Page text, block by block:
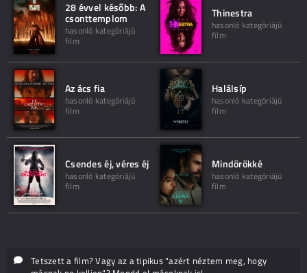
28 évvel később: A
csonttemplom
hasonló kategóriájú
film
Thinestra
hasonló kategóriájú
film
Az ács fia
hasonló kategóriájú
film
Halálsíp
hasonló kategóriájú
film
Csendes éj, véres éj
hasonló kategóriájú
film
Mindörökké
hasonló kategóriájú
film
Tetszett a film? Vagy az a tipikus "azért néztem meg, hogy